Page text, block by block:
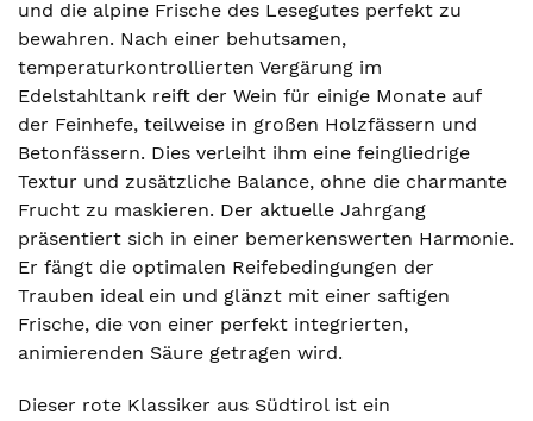
und die alpine Frische des Lesegutes perfekt zu
bewahren. Nach einer behutsamen,
temperaturkontrollierten Vergärung im
Edelstahltank reift der Wein für einige Monate auf
der Feinhefe, teilweise in großen Holzfässern und
Betonfässern. Dies verleiht ihm eine feingliedrige
Textur und zusätzliche Balance, ohne die charmante
Frucht zu maskieren. Der aktuelle Jahrgang
präsentiert sich in einer bemerkenswerten Harmonie.
Er fängt die optimalen Reifebedingungen der
Trauben ideal ein und glänzt mit einer saftigen
Frische, die von einer perfekt integrierten,
animierenden Säure getragen wird.
Dieser rote Klassiker aus Südtirol ist ein